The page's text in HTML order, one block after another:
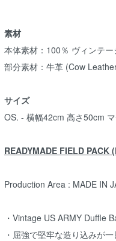
素材
本体素材：100％ ヴィンテー
部分素材：牛革 (Cow
サイズ
OS. - 横幅42cm 高さ50cm
READYMADE FIELD PACK
Production Area : MADE IN
・Vintage US ARMY Duffle
・屈強で堅牢な造り込みが